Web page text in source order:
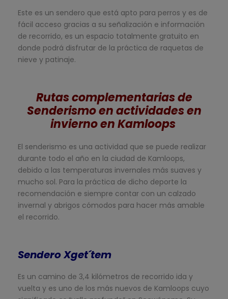
Este es un sendero que está apto para perros y es de
fácil acceso gracias a su señalización e información
de recorrido, es un espacio totalmente gratuito en
donde podrá disfrutar de la práctica de raquetas de
nieve y patinaje.
Rutas complementarias de
Senderismo en actividades en
invierno en Kamloops
El senderismo es una actividad que se puede realizar
durante todo el año en la ciudad de Kamloops,
debido a las temperaturas invernales más suaves y
mucho sol. Para la práctica de dicho deporte la
recomendación e siempre contar con un calzado
invernal y abrigos cómodos para hacer más amable
el recorrido.
Sendero Xget´tem
Es un camino de 3,4 kilómetros de recorrido ida y
vuelta y es uno de los más nuevos de Kamloops cuyo